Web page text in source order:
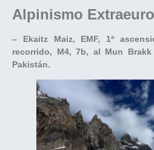
Alpinismo
– Ekaitz Maiz, EMF, 1ª
recorrido, M4, 7b, al Mun Brakk
Pakistán.